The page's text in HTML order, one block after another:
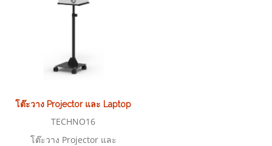
โต๊ะวาง Projector และ Laptop ปรับระดับ รุ่น TECHNO16
TECHNO16
โต๊ะวาง Projector และ